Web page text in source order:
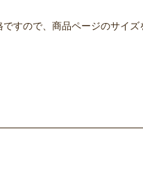
すので、商品ページのサイズ